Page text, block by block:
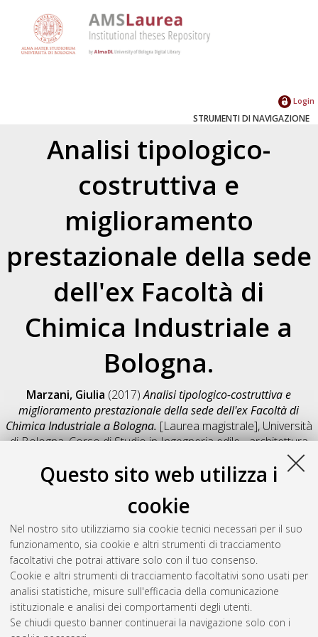
Questo sito web utilizza i
cookie
Nel nostro sito utilizziamo sia cookie tecnici necessari per il suo
funzionamento, sia cookie e altri strumenti di tracciamento
facoltativi che potrai attivare solo con il tuo consenso.
Cookie e altri strumenti di tracciamento facoltativi sono usati per
analisi statistiche, misure sull'efficacia della comunicazione
istituzionale e analisi dei comportamenti degli utenti.
Se chiudi questo banner continuerai la navigazione solo con i
Login
STRUMENTI DI NAVIGAZIONE
Analisi tipologico-
costruttiva e
miglioramento
prestazionale della sede
dell'ex Facoltà di
Chimica Industriale a
Bologna.
Marzani, Giulia (2017)Analisi tipologico-costruttiva e
miglioramento prestazionale della sede dell'ex Facoltà di
Chimica Industriale a Bologna. [Laurea magistrale], Università
di Bologna, Corso di Studio inIngegneria edile - architettura
Salva citazione
Condividi
Il full-text non è disponibile per scelta dell'autore. (
Abstract
Altri metadati
Gestione del documento: